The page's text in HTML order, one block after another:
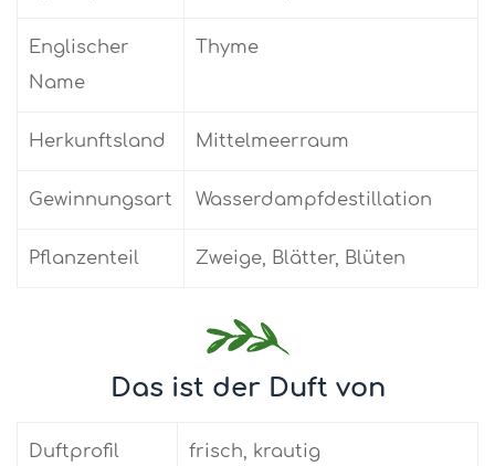
Englischer
Name
Thyme
Herkunftsland Mittelmeerraum
Gewinnungsart Wasserdampfdestillation
Pflanzenteil Zweige, Blätter, Blüten
Das ist der Duft von
Duftprofil frisch, krautig